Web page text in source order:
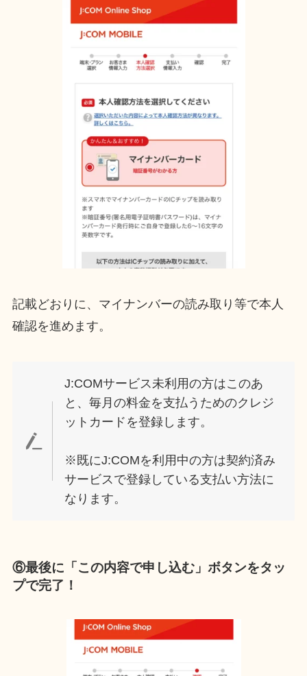
記載どおりに、マイナンバーの読み取り等で本人
確認を進めます。
J:COMサービス未利用の方はこのあ
と、毎月の料金を支払うためのクレジ
ットカードを登録します。
※既にJ:COMを利用中の方は契約済み
サービスで登録している支払い方法に
なります。
⑥最後に「この内容で申し込む」ボタンをタッ
プで完了！